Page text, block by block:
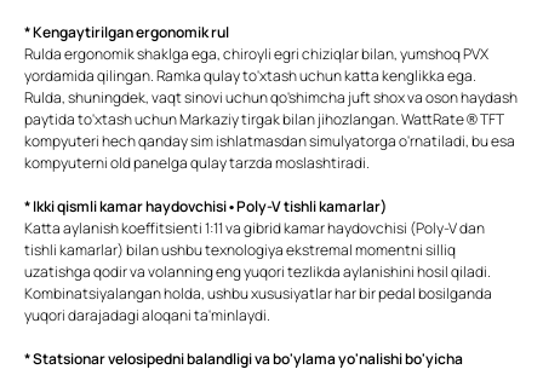
* Kengaytirilgan ergonomik rul
Rulda ergonomik shaklga ega, chiroyli egri chiziqlar bilan, yumshoq PVX
yordamida qilingan. Ramka qulay to'xtash uchun katta kenglikka ega.
Rulda, shuningdek, vaqt sinovi uchun qo'shimcha juft shox va oson haydash
paytida to'xtash uchun Markaziy tirgak bilan jihozlangan. WattRate ® TFT
kompyuteri hech qanday sim ishlatmasdan simulyatorga o'rnatiladi, bu esa
kompyuterni old panelga qulay tarzda moslashtiradi.
* Ikki qismli kamar haydovchisi • Poly-V tishli kamarlar)
Katta aylanish koeffitsienti 1:11 va gibrid kamar haydovchisi (Poly-V dan
tishli kamarlar) bilan ushbu texnologiya ekstremal momentni silliq
uzatishga qodir va volanning eng yuqori tezlikda aylanishini hosil qiladi.
Kombinatsiyalangan holda, ushbu xususiyatlar har bir pedal bosilganda
yuqori darajadagi aloqani ta'minlaydi.
* Statsionar velosipedni balandligi va bo'ylama yo'nalishi bo'yicha